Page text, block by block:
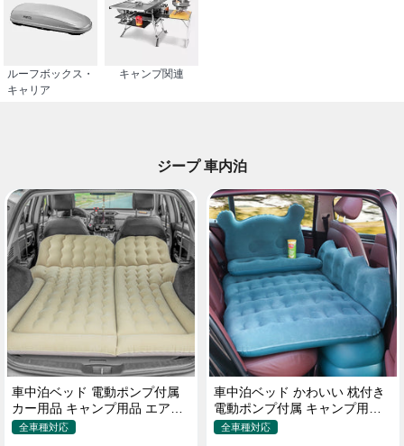
ルーフボックス・
キャリア
キャンプ関連
ジープ 車内泊
車中泊ベッド 電動ポンプ付属
カー用品 キャンプ用品 エアー
ベッド SUV車 普通車適用
全車種対応
車中泊ベッド かわいい 枕付き
電動ポンプ付属 キャンプ用品
全車種対応